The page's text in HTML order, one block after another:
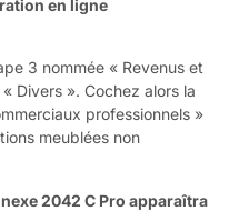
en ligne
3 nommée « Revenus et
Divers ». Cochez alors la
professionnels »
meublées non
2042 C Pro apparaîtra